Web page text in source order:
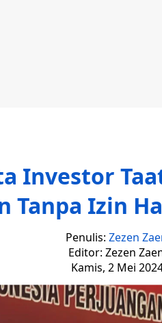
Investor
Tanpa Izin
Penulis: Zezen
Editor: Zezen
Kamis, 2 Mei